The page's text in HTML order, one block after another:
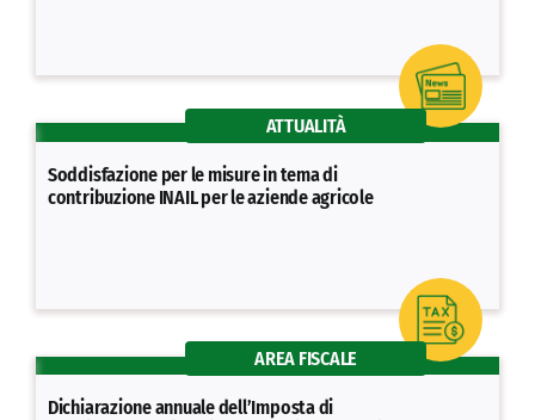
Soddisfazione per le misure in tema di
contribuzione INAIL per le aziende agricole
ATTUALITÀ
Dichiarazione annuale dell’Imposta di
AREA FISCALE